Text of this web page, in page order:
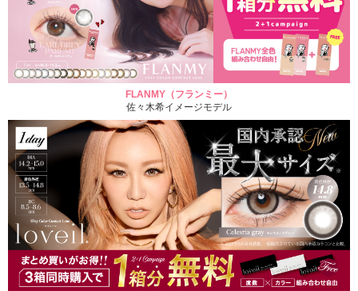
FLANMY（フランミー）
佐々木希イメージモデル